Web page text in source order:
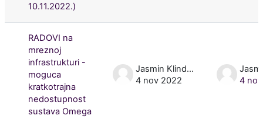
10.11.2022.)
RADOVI na
mreznoj
infrastrukturi -
moguca
kratkotrajna
nedostupnost
sustava Omega
Jasmin Klindžić
4 nov 2022
4